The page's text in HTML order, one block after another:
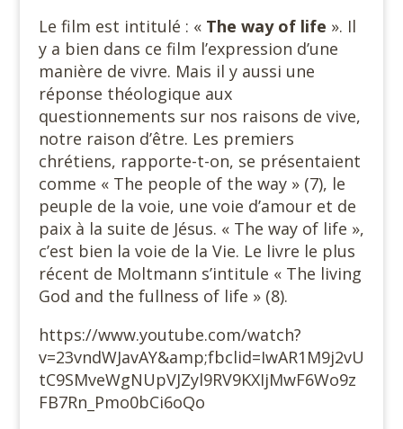
Le film est intitulé : « The way of life ». Il
y a bien dans ce film l’expression d’une
manière de vivre. Mais il y aussi une
réponse théologique aux
questionnements sur nos raisons de vive,
notre raison d’être. Les premiers
chrétiens, rapporte-t-on, se présentaient
comme « The people of the way » (7), le
peuple de la voie, une voie d’amour et de
paix à la suite de Jésus. « The way of life »,
c’est bien la voie de la Vie. Le livre le plus
récent de Moltmann s’intitule « The living
God and the fullness of life » (8).
https://www.youtube.com/watch?
v=23vndWJavAY&amp;fbclid=IwAR1M9j2vU
tC9SMveWgNUpVJZyl9RV9KXIjMwF6Wo9z
FB7Rn_Pmo0bCi6oQo